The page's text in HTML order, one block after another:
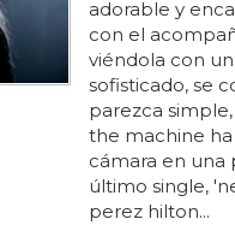
adorable y
con el
viéndola con
sofisticado, se
parezca
the machine
cámara en una
último single,
perez hilton...